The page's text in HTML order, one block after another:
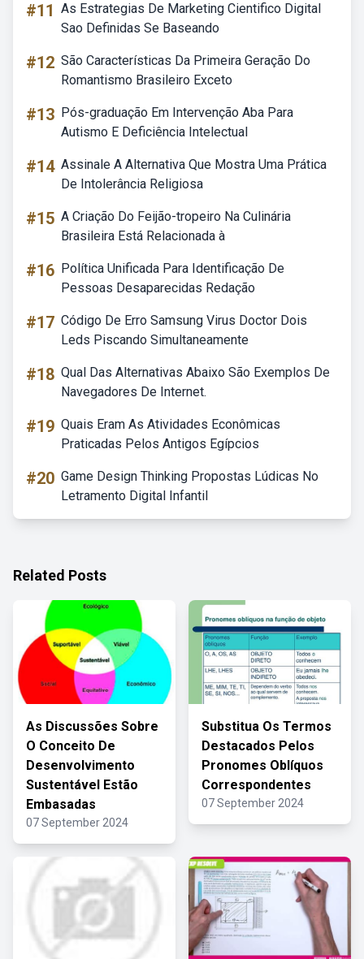
#11 As Estrategias De Marketing Cientifico Digital
Sao Definidas Se Baseando
#12 São Características Da Primeira Geração Do
Romantismo Brasileiro Exceto
#13 Pós-graduação Em Intervenção Aba Para
Autismo E Deficiência Intelectual
#14 Assinale A Alternativa Que Mostra Uma Prática
De Intolerância Religiosa
#15 A Criação Do Feijão-tropeiro Na Culinária
Brasileira Está Relacionada à
#16 Política Unificada Para Identificação De
Pessoas Desaparecidas Redação
#17 Código De Erro Samsung Virus Doctor Dois
Leds Piscando Simultaneamente
#18 Qual Das Alternativas Abaixo São Exemplos De
Navegadores De Internet.
#19 Quais Eram As Atividades Econômicas
Praticadas Pelos Antigos Egípcios
#20 Game Design Thinking Propostas Lúdicas No
Letramento Digital Infantil
Related Posts
As Discussões Sobre
O Conceito De
Desenvolvimento
Sustentável Estão
Embasadas
07 September 2024
Substitua Os Termos
Destacados Pelos
Pronomes Oblíquos
Correspondentes
07 September 2024